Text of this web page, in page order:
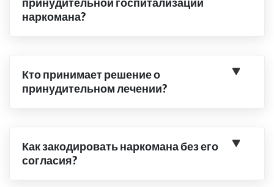
наркомана?
Кто принимает решение о
принудительном лечении?
Как закодировать наркомана без его
согласия?